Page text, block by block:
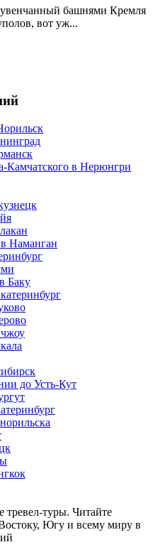
башнями Кремля
вот уж...
Камчатского в Нерюнгри
Наманган
Баку
до Усть-Кут
тревел-туры. Читайте
Югу и всему миру в